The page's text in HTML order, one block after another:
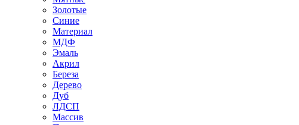
Золотые
Синие
Материал
МДФ
Эмаль
Акрил
Береза
Дерево
Дуб
ЛДСП
Массив